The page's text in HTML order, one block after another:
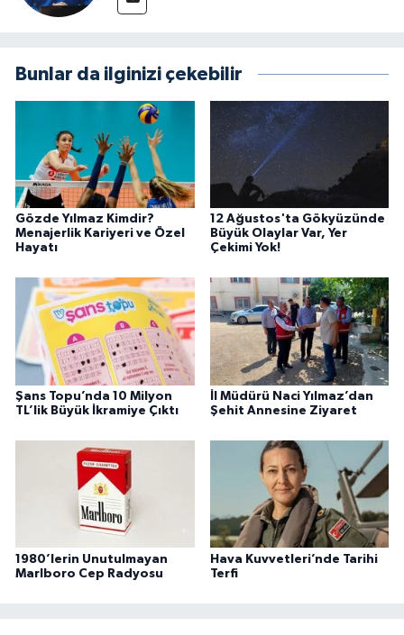
Bunlar da ilginizi çekebilir
Gözde Yılmaz Kimdir?
Menajerlik Kariyeri ve Özel
Hayatı
12 Ağustos'ta Gökyüzünde
Büyük Olaylar Var, Yer
Çekimi Yok!
Şans Topu’nda 10 Milyon
TL’lik Büyük İkramiye Çıktı
İl Müdürü Naci Yılmaz’dan
Şehit Annesine Ziyaret
1980’lerin Unutulmayan
Marlboro Cep Radyosu
Hava Kuvvetleri’nde Tarihi
Terfi